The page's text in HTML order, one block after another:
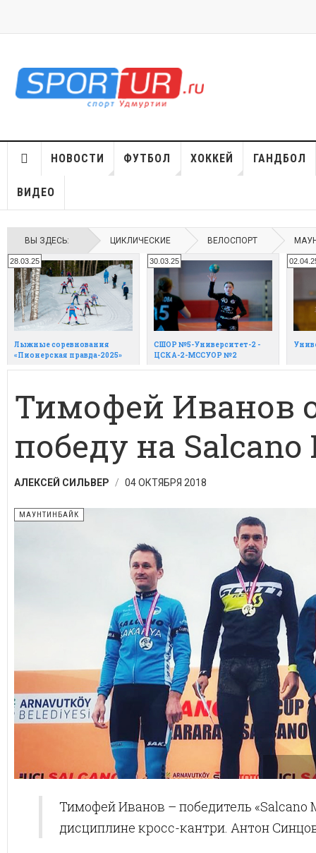
НОВОСТИ ФУТБОЛ ХОККЕЙ ГАНДБОЛ
ВИДЕО
ВЫ ЗДЕСЬ: ЦИКЛИЧЕСКИЕ ВЕЛОСПОРТ
Лыжные соревнования
«Пионерская правда-2025»
28.03.25
СШОР №5-Университет-2 -
ЦСКА-2-МССУОР №2
30.03.25
Тимофей Иванов
победу на Salcano
АЛЕКСЕЙ СИЛЬВЕР 04 ОКТЯБРЯ 2018
МАУНТИНБАЙК
Тимофей Иванов – победитель «Salcano
дисциплине кросс-кантри. Антон